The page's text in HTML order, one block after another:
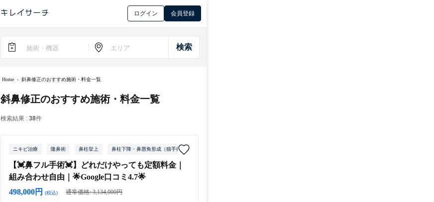
ログイン 会員登録
Home › 斜鼻修正のおすすめ施術・料金一覧
斜鼻修正のおすすめ施術・料金一覧
検索結果 : 38件
ニキビ治療 隆鼻術 鼻柱挙上 鼻柱下降・鼻唇角形成（猫手術）
【💓鼻フル手術💓】どれだけやっても定額料金｜
組み合わせ自由｜🌟Google口コミ4.7🌟
498,000円
(税込) 通常価格: 3,134,000円